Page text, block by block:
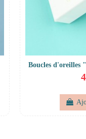
Boucles d'oreilles